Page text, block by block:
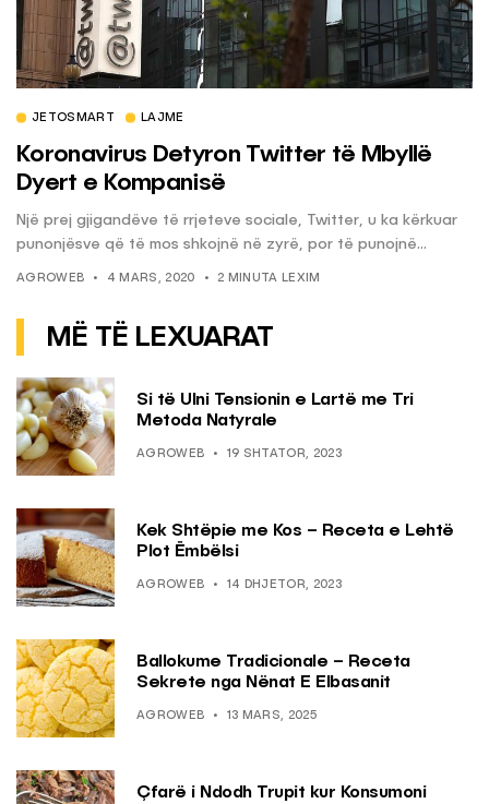
JETOSMART LAJME
Koronavirus Detyron Twitter të Mbyllë
Dyert e Kompanisë
Një prej gjigandëve të rrjeteve sociale, Twitter, u ka kërkuar
punonjësve që të mos shkojnë në zyrë, por të punojnë...
AGROWEB 4 MARS, 2020 2 MINUTA LEXIM
MË TË LEXUARAT
Si të Ulni Tensionin e Lartë me Tri
Metoda Natyrale
AGROWEB 19 SHTATOR, 2023
Kek Shtëpie me Kos – Receta e Lehtë
Plot Ëmbëlsi
AGROWEB 14 DHJETOR, 2023
Ballokume Tradicionale – Receta
Sekrete nga Nënat E Elbasanit
AGROWEB 13 MARS, 2025
Çfarë i Ndodh Trupit kur Konsumoni